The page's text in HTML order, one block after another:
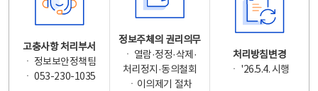
고충사항 처리부서
ㆍ 정보보안정책팀
ㆍ 053-230-1035
정보주체의 권리의무
ㆍ 열람·정정·삭제·
처리정지·동의철회
ㆍ이의제기 절차
처리방침변경
ㆍ '26.5.4. 시행